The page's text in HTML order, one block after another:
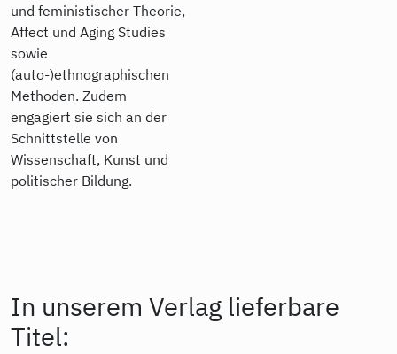
und feministischer Theorie,
Affect und Aging Studies
sowie
(auto-)ethnographischen
Methoden. Zudem
engagiert sie sich an der
Schnittstelle von
Wissenschaft, Kunst und
politischer Bildung.
In unserem Verlag lieferbare
Titel: